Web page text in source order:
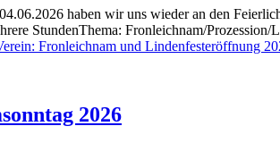
haben wir uns wieder an den
StundenThema: Fronleichnam/
Fronleichnam und Lindenfesteröffnung
2026